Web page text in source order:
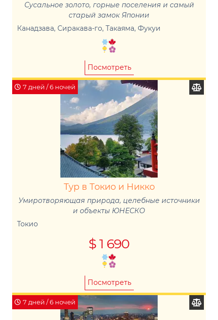
Сусальное золото, горные поселения и самый
старый замок Японии
Канадзава, Сиракава-го, Такаяма, Фукуи
Посмотреть
7 дней / 6 ночей
Тур в Токио и Никко
Умиротворяющая природа, целебные источники
и объекты ЮНЕСКО
Токио
$ 1 690
Посмотреть
7 дней / 6 ночей